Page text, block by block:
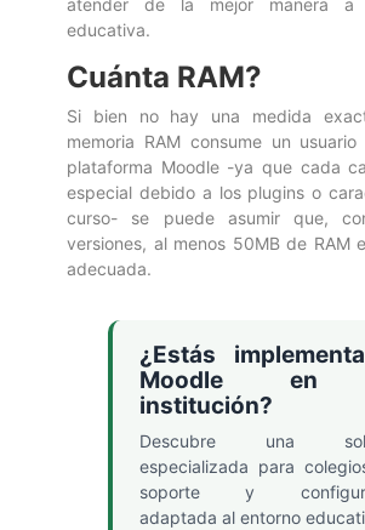
atender de la mejor manera a
educativa.
Cuánta RAM?
Si bien no hay una medida
memoria RAM consume un
plataforma Moodle -ya que cada
especial debido a los plugins o
curso- se puede asumir que,
versiones, al menos 50MB de RAM
adecuada.
¿Estás
Moodle en
institución?
Descubre una
especializada para
soporte y
adaptada al entorno